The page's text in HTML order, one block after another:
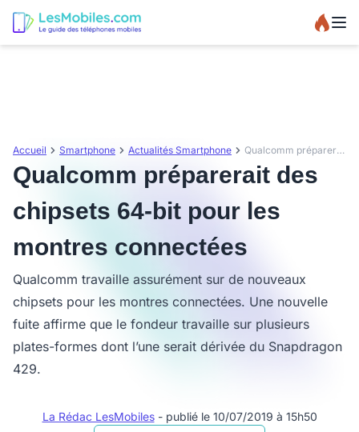
Accueil Smartphone Actualités Smartphone Qualcomm préparerait des chipsets 64-bit pour les montres connectées
Qualcomm préparerait des
chipsets 64-bit pour les
montres connectées
Qualcomm travaille assurément sur de nouveaux
chipsets pour les montres connectées. Une nouvelle
fuite affirme que le fondeur travaille sur plusieurs
plates-formes dont l’une serait dérivée du Snapdragon
429.
La Rédac LesMobiles - publié le 10/07/2019 à 15h50